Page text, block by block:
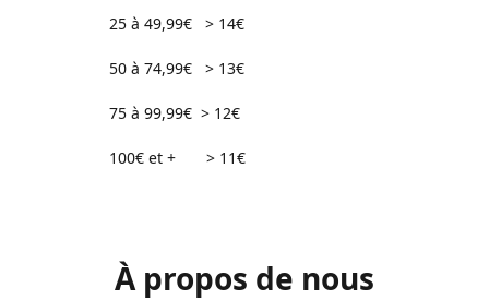
25 à 49,99€ > 14€
50 à 74,99€ > 13€
75 à 99,99€ > 12€
100€ et + > 11€
À propos de nous